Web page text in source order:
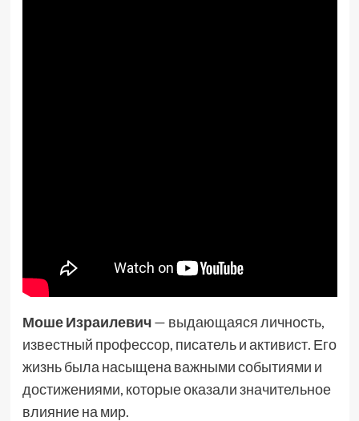
Моше Израилевич— выдающаяся личность,
известный профессор, писатель и активист. Его
жизнь была насыщена важными событиями и
достижениями, которые оказали значительное
влияние на мир.